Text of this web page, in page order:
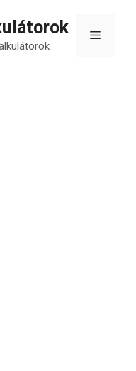
Menü